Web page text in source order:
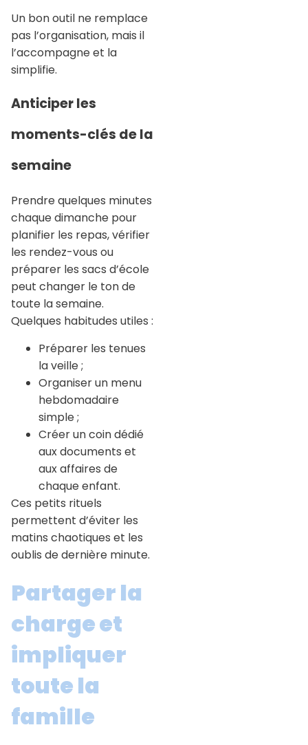
Un bon outil ne remplace
pas l’organisation, mais il
l’accompagne et la
simplifie.
Anticiper les
moments-clés de la
semaine
Prendre quelques minutes
chaque dimanche pour
planifier les repas, vérifier
les rendez-vous ou
préparer les sacs d’école
peut changer le ton de
toute la semaine.
Quelques habitudes utiles :
Préparer les tenues
la veille ;
Organiser un menu
hebdomadaire
simple ;
Créer un coin dédié
aux documents et
aux affaires de
chaque enfant.
Ces petits rituels
permettent d’éviter les
matins chaotiques et les
oublis de dernière minute.
Partager la
charge et
impliquer
toute la
famille